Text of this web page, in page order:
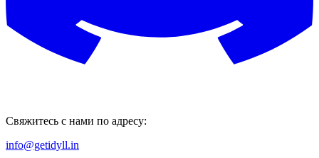
Свяжитесь с нами по адресу:
info@getidyll.in